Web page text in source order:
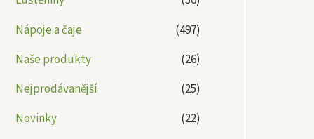
Nápoje a čaje
(497)
Naše produkty
(26)
Nejprodávanější
(25)
Novinky
(22)